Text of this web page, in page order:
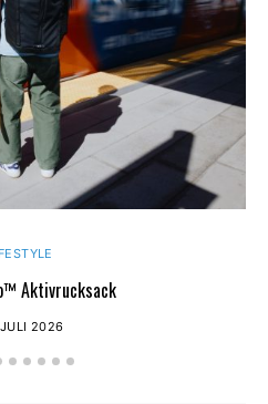
Aktivrucksack
2026